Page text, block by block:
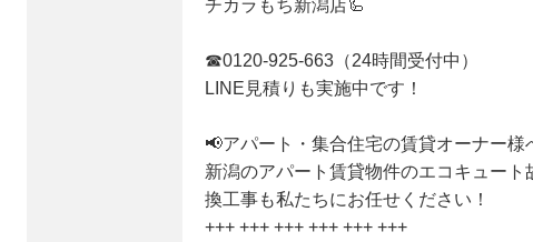
チカラもち新潟店🦾
☎0120-925-663（24時間受付中）
LINE見積りも実施中です！
📢アパート・集合住宅の賃貸オーナー様
新潟のアパート賃貸物件のエコキュー
換工事も私たちにお任せください！
+++ +++ +++ +++ +++ +++